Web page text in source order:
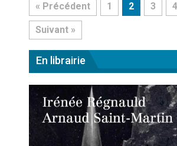
« Précédent 1 2 3 4
Suivant »
En librairie